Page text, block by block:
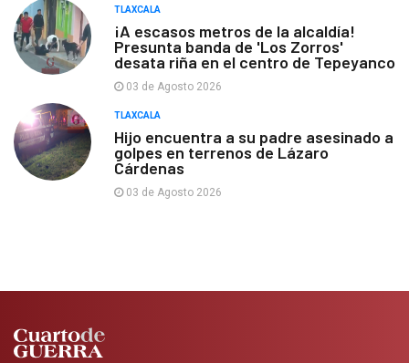
TLAXCALA
¡A escasos metros de la alcaldía!
Presunta banda de 'Los Zorros'
desata riña en el centro de Tepeyanco
03 de Agosto 2026
TLAXCALA
Hijo encuentra a su padre asesinado a
golpes en terrenos de Lázaro
Cárdenas
03 de Agosto 2026